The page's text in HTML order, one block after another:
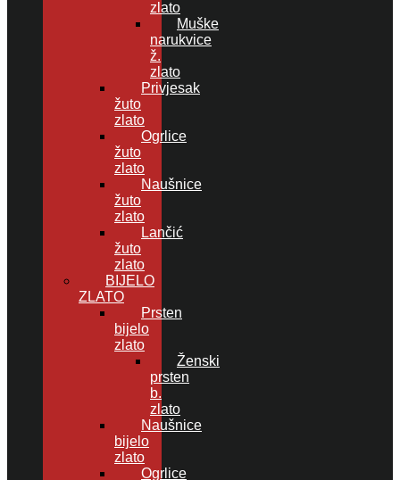
zlato
Muške
narukvice
ž.
zlato
Privjesak
žuto
zlato
Ogrlice
žuto
zlato
Naušnice
žuto
zlato
Lančić
žuto
zlato
BIJELO
ZLATO
Prsten
bijelo
zlato
Ženski
prsten
b.
zlato
Naušnice
bijelo
zlato
Ogrlice